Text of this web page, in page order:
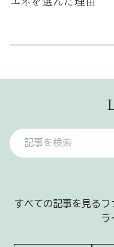
すべての記事を見る フ
ラ